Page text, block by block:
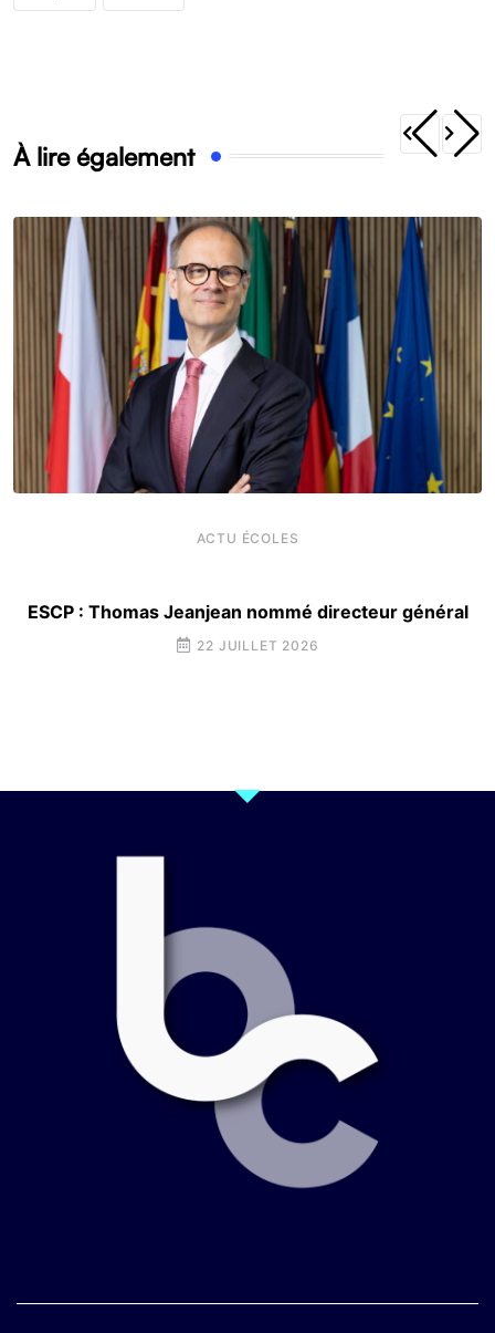
À lire également
ACTU ÉCOLES
ESCP : Thomas Jeanjean nommé directeur général
22 JUILLET 2026